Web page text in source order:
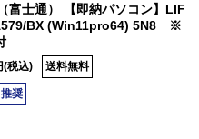
富士通） 【即納パソコン】LIF
BX (Win11pro64) 5N8 ※
(税込) 送料無料
奨